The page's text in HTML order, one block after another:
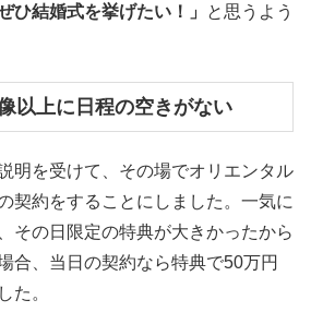
ひ結婚式を挙げたい！」
と思うよう
以上に日程の空きがない
明を受けて、その場でオリエンタル
契約をすることにしました。一気に
その日限定の特典が大きかったから
合、当日の契約なら特典で50万円
た。